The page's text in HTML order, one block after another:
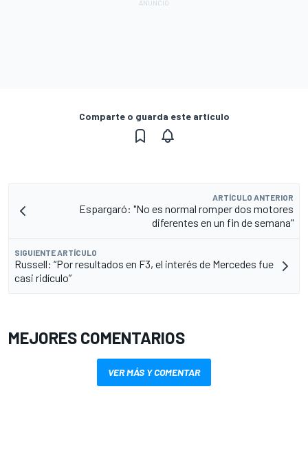
Comparte o guarda este artículo
ARTÍCULO ANTERIOR
Espargaró: "No es normal romper dos motores
diferentes en un fin de semana"
SIGUIENTE ARTÍCULO
Russell: “Por resultados en F3, el interés de Mercedes fue
casi ridículo”
MEJORES COMENTARIOS
VER MÁS Y COMENTAR